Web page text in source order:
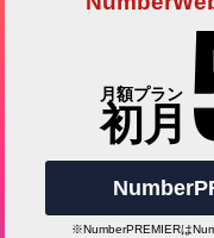
月額プラン
初月
※NumberPREMIERは